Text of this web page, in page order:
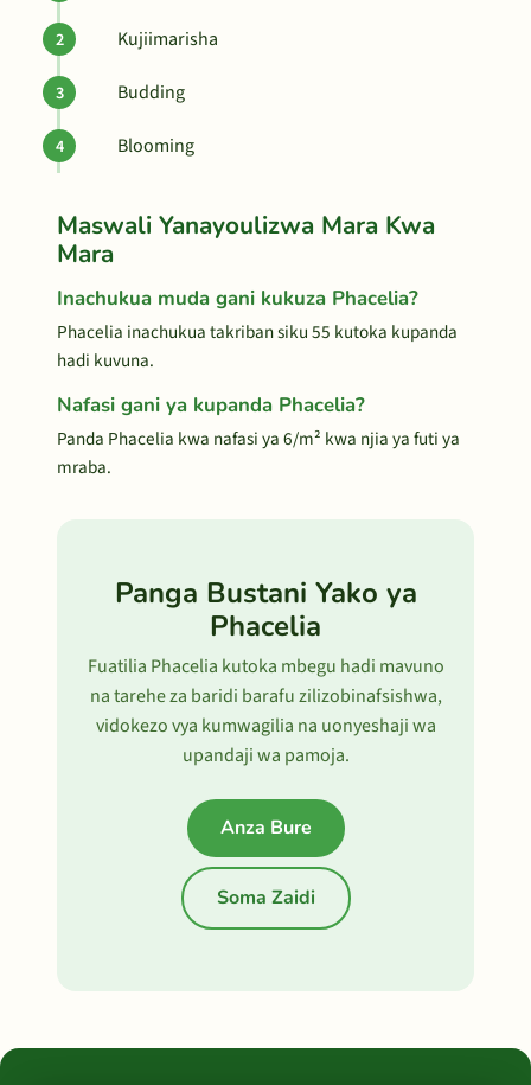
Kujiimarisha
Budding
Blooming
Maswali Yanayoulizwa Mara Kwa
Mara
Inachukua muda gani kukuza Phacelia?
Phacelia inachukua takriban siku 55 kutoka kupanda
hadi kuvuna.
Nafasi gani ya kupanda Phacelia?
Panda Phacelia kwa nafasi ya 6/m² kwa njia ya futi ya
mraba.
Panga Bustani Yako ya
Phacelia
Fuatilia Phacelia kutoka mbegu hadi mavuno
na tarehe za baridi barafu zilizobinafsishwa,
vidokezo vya kumwagilia na uonyeshaji wa
upandaji wa pamoja.
Anza Bure
Soma Zaidi